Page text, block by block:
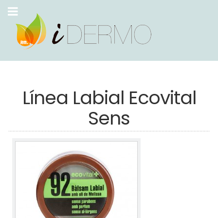
Línea Labial Ecovital
Sens